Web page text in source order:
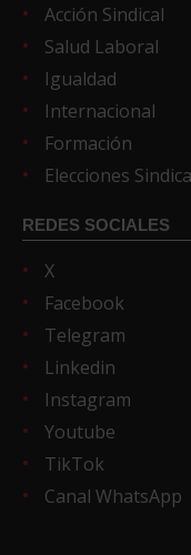
Acción Sindical
Salud Laboral
Igualdad
Internacional
Formación
Elecciones
REDES SOCIALES
X
Facebook
Telegram
Linkedin
Instagram
Youtube
TikTok
Canal WhatsApp